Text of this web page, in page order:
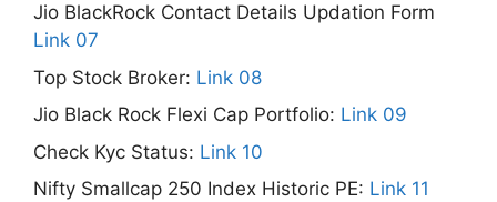
Jio BlackRock Contact Details Updation Form
Link 07
Top Stock Broker: Link 08
Jio Black Rock Flexi Cap Portfolio: Link 09
Check Kyc Status: Link 10
Nifty Smallcap 250 Index Historic PE: Link 11